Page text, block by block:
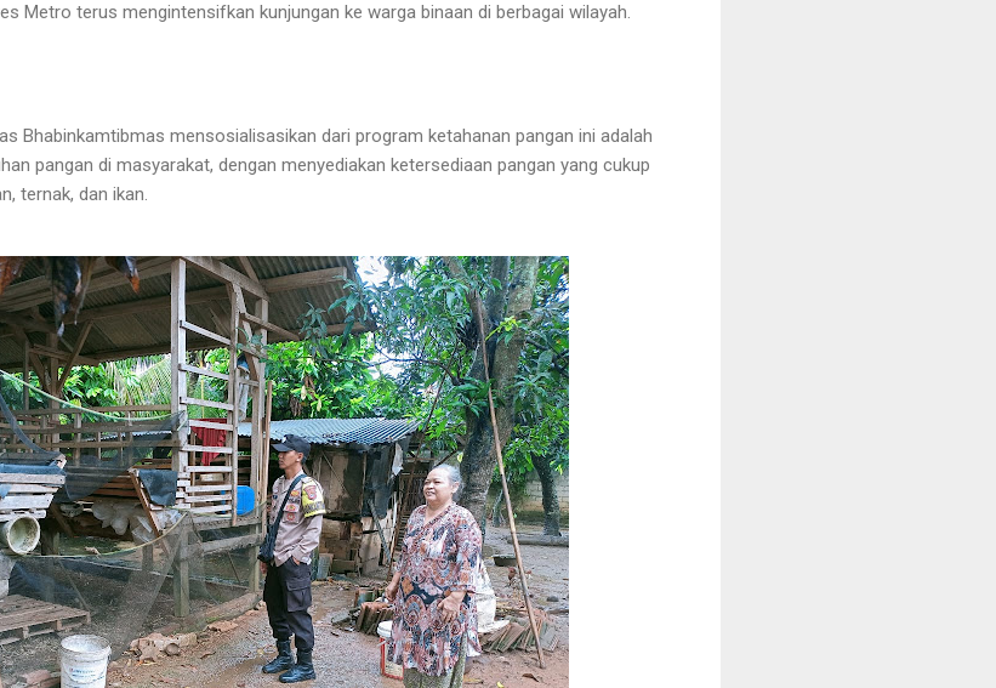
Metro terus mengintensifkan kunjungan ke warga binaan di berbagai wilayah.
Bhabinkamtibmas mensosialisasikan dari program ketahanan pangan ini adalah
pangan di masyarakat, dengan menyediakan ketersediaan pangan yang cukup
ternak, dan ikan.